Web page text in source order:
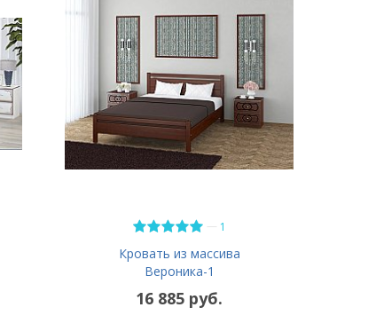
— 1
Кровать из массива
Вероника-1
16 885 руб.